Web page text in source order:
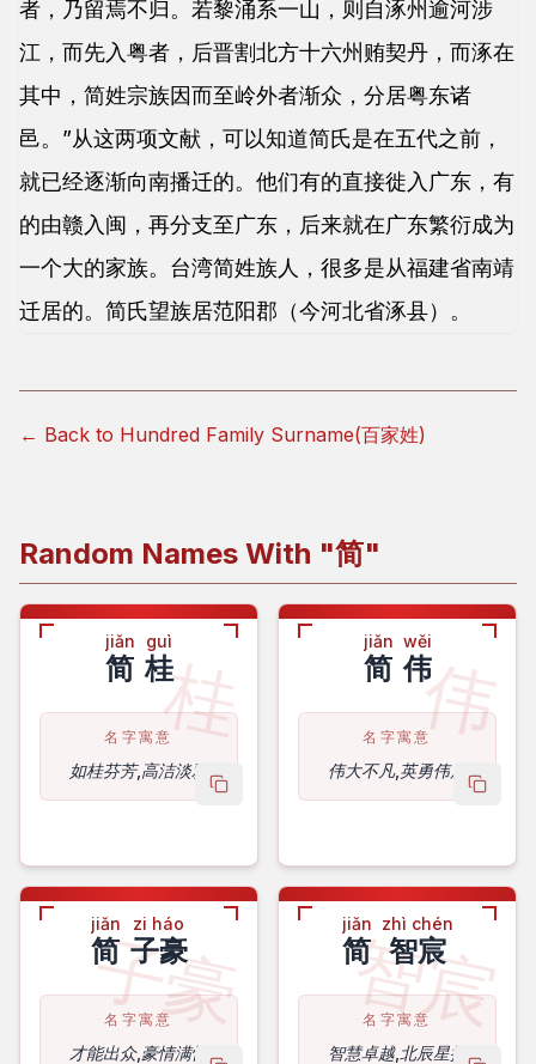
者，乃留焉不归。若黎涌系一山，则自涿州逾河涉
江，而先入粤者，后晋割北方十六州贿契丹，而涿在
其中，简姓宗族因而至岭外者渐众，分居粤东诸
邑。”从这两项文献，可以知道简氏是在五代之前，
就已经逐渐向南播迁的。他们有的直接徙入广东，有
的由赣入闽，再分支至广东，后来就在广东繁衍成为
一个大的家族。台湾简姓族人，很多是从福建省南靖
迁居的。简氏望族居范阳郡（今河北省涿县）。
← Back to Hundred Family Surname(百家姓)
Random Names With "简"
桂
jiǎn
简
guì
桂
名字寓意
如桂芬芳,高洁淡雅
copy name
伟
jiǎn
简
wěi
伟
名字寓意
伟大不凡,英勇伟岸
copy
子豪
jiǎn
简
zi háo
子豪
名字寓意
才能出众,豪情满怀
智宸
jiǎn
简
zhì chén
智宸
名字寓意
智慧卓越,北辰星拱